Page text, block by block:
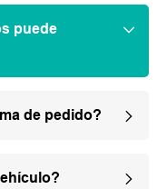
puede
de pedido?